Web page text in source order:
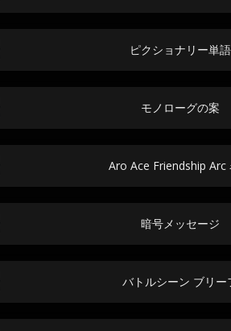
ピクショナリー単語
モノローグの案
Aro Ace Friendship Arc
暗号メッセージ
バトルシーン ブリー